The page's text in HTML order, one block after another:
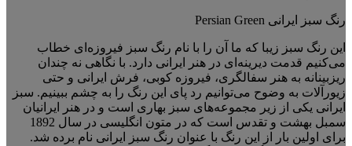
رنگ سبز ایرانی Persian Green
این رنگ سبز زیبا که ما آن را با نام رنگ سبز فیروزه‌ای خطاب
می‌کنیم قدمت دیرینه‌ای در هنر ایرانی دارد. با نگاهی نه چندان
ریزبینانه به هنر سفالگری، فیروزه کوبی، فرش ایرانی و حتی
زیورآلات به وضوح می‌توانیم رد پای این رنگ را به چشم ببینیم. سبز
ایرانی یکی از زیر مجموعه‌های سبز بهاری است و در هنر ایرانیان
سمبل بهشت و تقدس است که در متون انگلیسی در سال 1892
برای اولین بار از این رنگ با عنوان رنگ سبز ایرانی نام برده شد.